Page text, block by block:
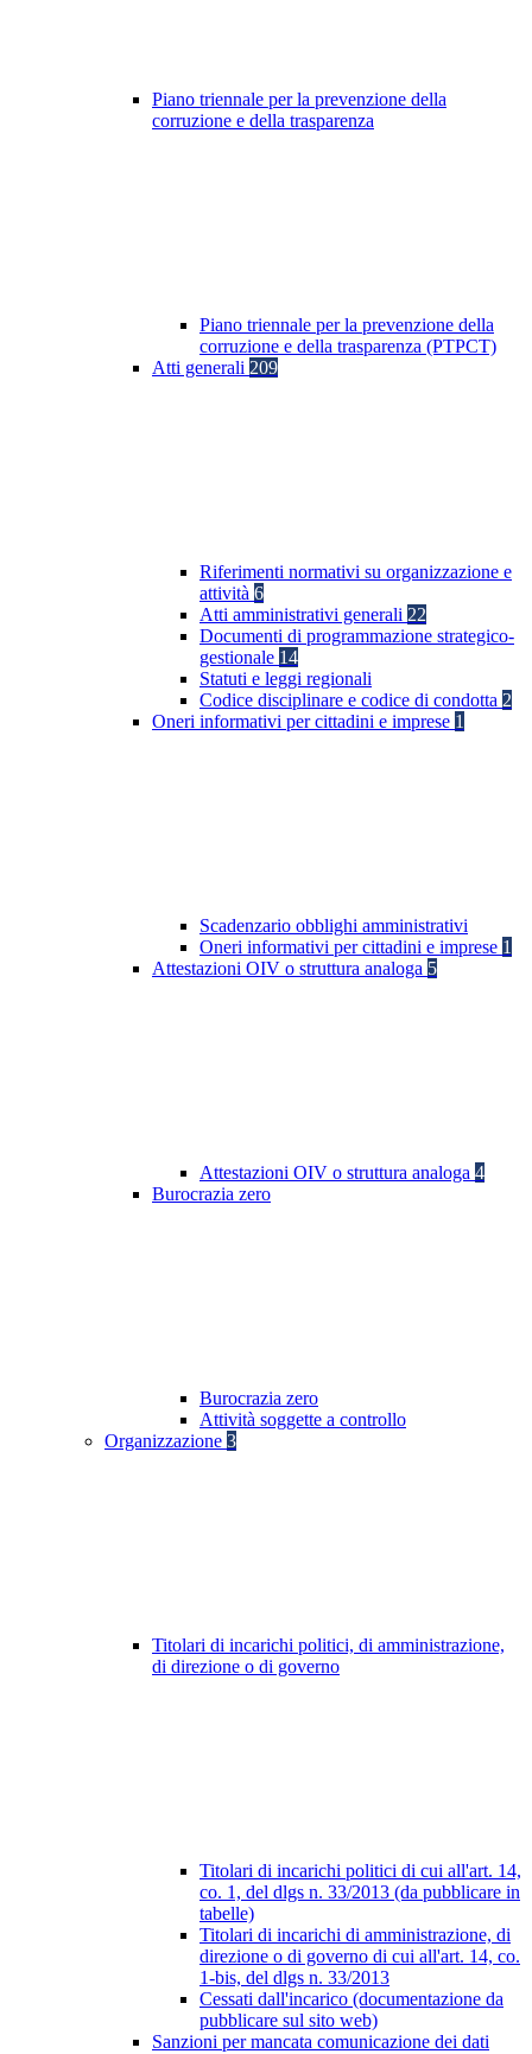
Piano triennale per la prevenzione della
corruzione e della trasparenza
Piano triennale per la prevenzione della
corruzione e della trasparenza (PTPCT)
Atti generali 209
Riferimenti normativi su organizzazione e
attività 6
Atti amministrativi generali 22
Documenti di programmazione strategico-
gestionale 14
Statuti e leggi regionali
Codice disciplinare e codice di condotta 2
Oneri informativi per cittadini e imprese 1
Scadenzario obblighi amministrativi
Oneri informativi per cittadini e imprese 1
Attestazioni OIV o struttura analoga 5
Attestazioni OIV o struttura analoga 4
Burocrazia zero
Burocrazia zero
Attività soggette a controllo
Organizzazione 3
Titolari di incarichi politici, di amministrazione,
di direzione o di governo
Titolari di incarichi politici di cui all'art. 14,
co. 1, del dlgs n. 33/2013 (da pubblicare in
tabelle)
Titolari di incarichi di amministrazione, di
direzione o di governo di cui all'art. 14, co.
1-bis, del dlgs n. 33/2013
Cessati dall'incarico (documentazione da
pubblicare sul sito web)
Sanzioni per mancata comunicazione dei dati